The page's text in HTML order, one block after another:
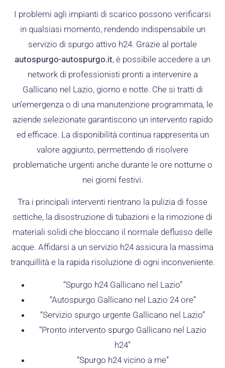
I problemi agli impianti di scarico possono verificarsi
in qualsiasi momento, rendendo indispensabile un
servizio di spurgo attivo h24. Grazie al portale
autospurgo-autospurgo.it, è possibile accedere a un
network di professionisti pronti a intervenire a
Gallicano nel Lazio, giorno e notte. Che si tratti di
un’emergenza o di una manutenzione programmata, le
aziende selezionate garantiscono un intervento rapido
ed efficace. La disponibilità continua rappresenta un
valore aggiunto, permettendo di risolvere
problematiche urgenti anche durante le ore notturne o
nei giorni festivi.
Tra i principali interventi rientrano la pulizia di fosse
settiche, la disostruzione di tubazioni e la rimozione di
materiali solidi che bloccano il normale deflusso delle
acque. Affidarsi a un servizio h24 assicura la massima
tranquillità e la rapida risoluzione di ogni inconveniente.
“Spurgo h24 Gallicano nel Lazio”
“Autospurgo Gallicano nel Lazio 24 ore”
“Servizio spurgo urgente Gallicano nel Lazio”
“Pronto intervento spurgo Gallicano nel Lazio
h24”
“Spurgo h24 vicino a me”